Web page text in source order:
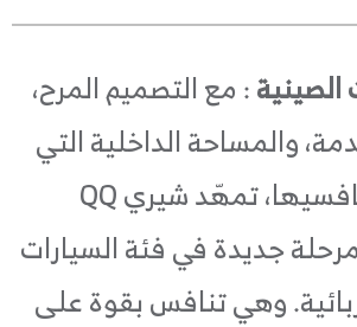
: مع التصميم المرح،
والمساحة الداخلية التي
تتفوق على منافسيها، تمهّد شيري QQ
جديدة في فئة السيارات
وهي تنافس بقوة على